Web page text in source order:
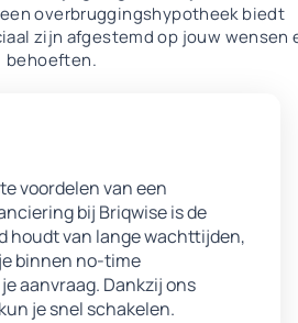
overbruggingshypotheek biedt
zijn afgestemd op jouw wensen
behoeften.
voordelen van een
bij Briqwise is de
houdt van lange wachttijden,
binnen no-time
aanvraag. Dankzij ons
je snel schakelen.